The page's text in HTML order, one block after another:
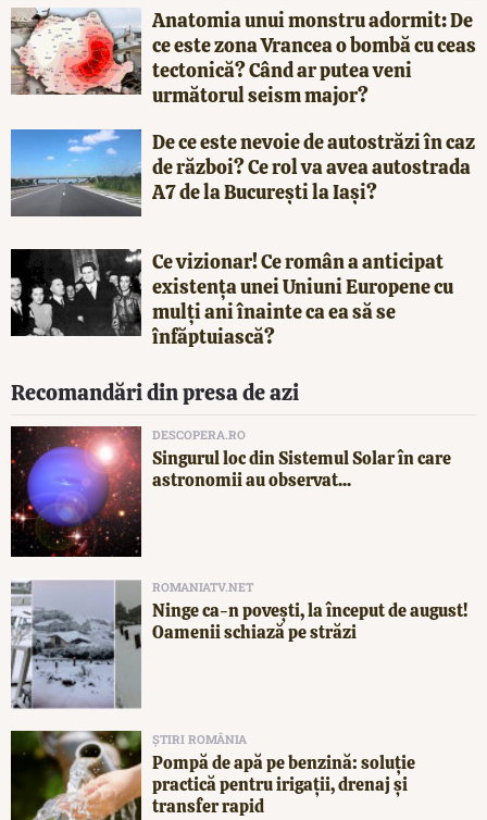
Anatomia unui monstru adormit: De
ce este zona Vrancea o bombă cu ceas
tectonică? Când ar putea veni
următorul seism major?
De ce este nevoie de autostrăzi în caz
de război? Ce rol va avea autostrada
A7 de la București la Iași?
Ce vizionar! Ce român a anticipat
existența unei Uniuni Europene cu
mulți ani înainte ca ea să se
înfăptuiască?
Recomandări din presa de azi
DESCOPERA.RO
Singurul loc din Sistemul Solar în care
astronomii au observat...
ROMANIATV.NET
Ninge ca-n povești, la început de august!
Oamenii schiază pe străzi
ȘTIRI ROMÂNIA
Pompă de apă pe benzină: soluție
practică pentru irigații, drenaj și
transfer rapid